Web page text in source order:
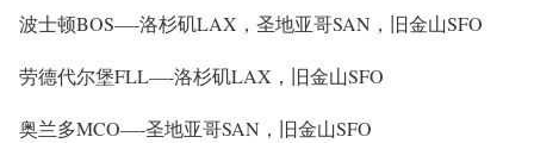
波士顿BOS—-洛杉矶LAX，圣地亚哥SAN，旧金山SFO
劳德代尔堡FLL—-洛杉矶LAX，旧金山SFO
奥兰多MCO—-圣地亚哥SAN，旧金山SFO